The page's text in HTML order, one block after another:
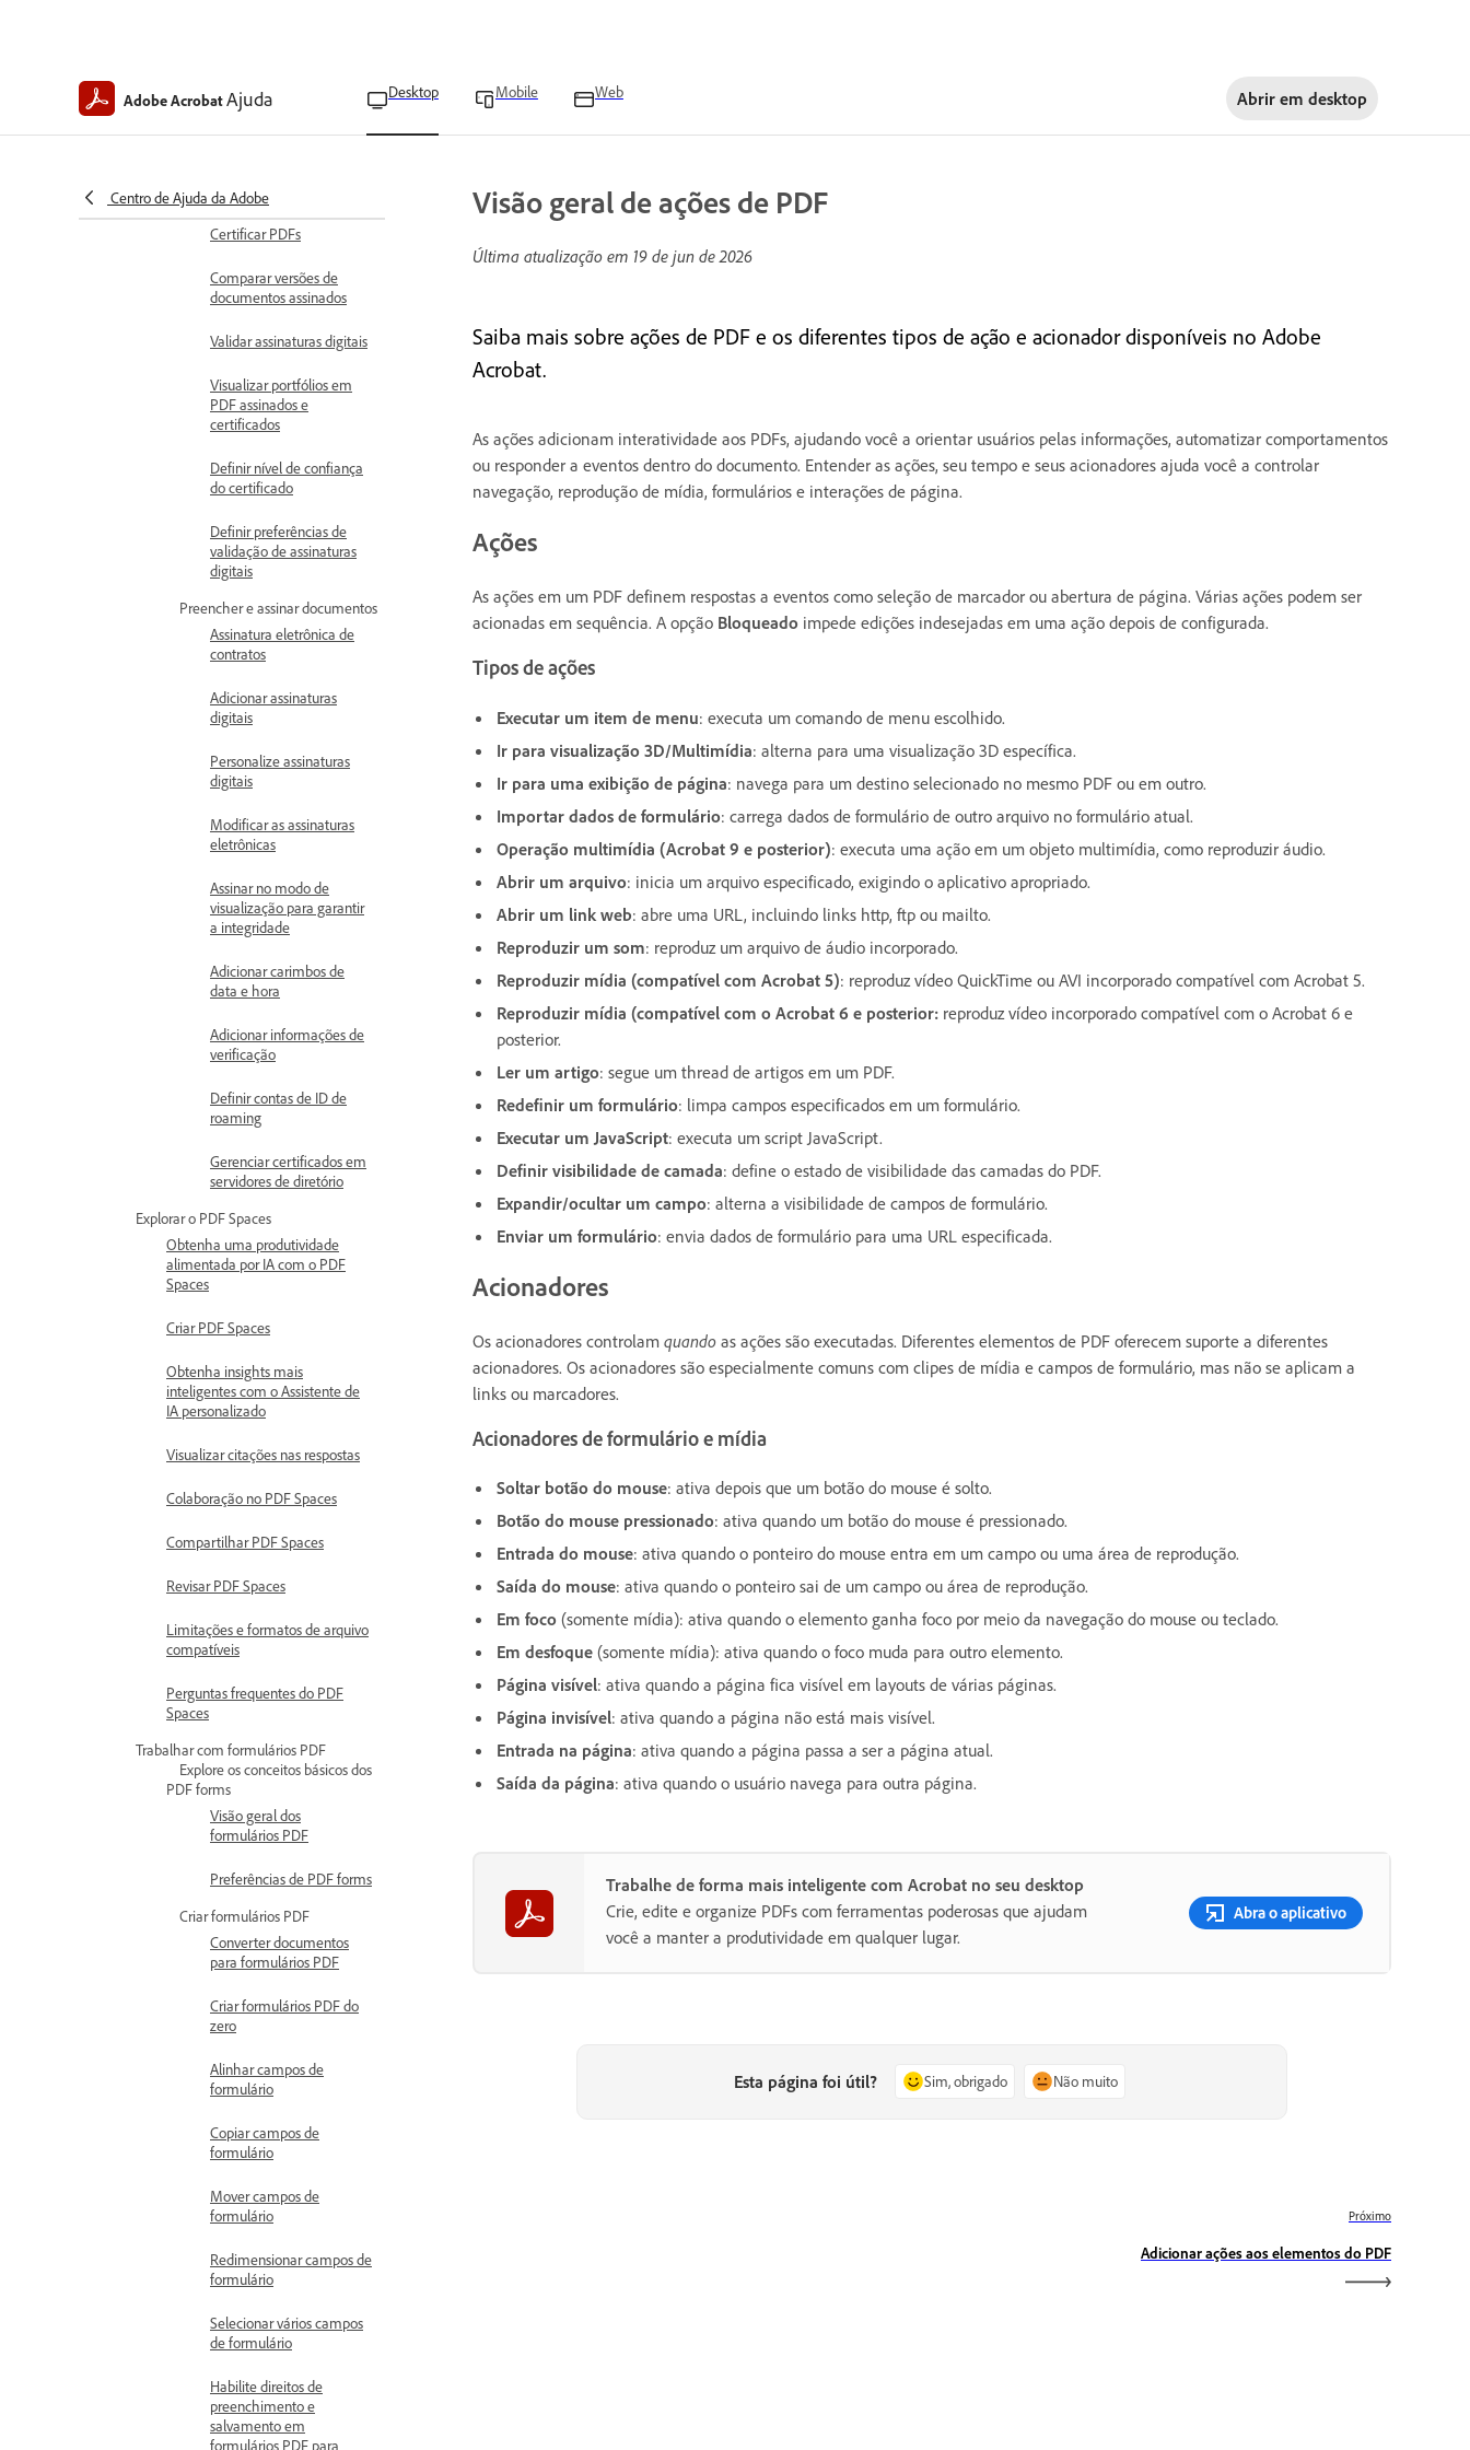
Adobe AcrobatAjuda Desktop Mobile Web Abrir em desktop
Centro de Ajuda da Adobe
Gerenciar contratos
Gerenciar assinaturas digitais
Certificar PDFs
Comparar versões de
documentos assinados
Validar assinaturas digitais
Visualizar portfólios em
PDF assinados e
certificados
Definir nível de confiança
do certificado
Definir preferências de
validação de assinaturas
digitais
Preencher e assinar documentos
Assinatura eletrônica de
contratos
Adicionar assinaturas
digitais
Personalize assinaturas
digitais
Modificar as assinaturas
eletrônicas
Assinar no modo de
visualização para garantir
a integridade
Adicionar carimbos de
data e hora
Adicionar informações de
verificação
Definir contas de ID de
roaming
Gerenciar certificados em
servidores de diretório
Explorar o PDF Spaces
Obtenha uma produtividade
alimentada por IA com o PDF
Spaces
Criar PDF Spaces
Obtenha insights mais
inteligentes com o Assistente de
IA personalizado
Visualizar citações nas respostas
Colaboração no PDF Spaces
Compartilhar PDF Spaces
Revisar PDF Spaces
Limitações e formatos de arquivo
compatíveis
Perguntas frequentes do PDF
Spaces
Trabalhar com formulários PDF
Explore os conceitos básicos dos
PDF forms
Visão geral dos
formulários PDF
Preferências de PDF forms
Criar formulários PDF
Converter documentos
para formulários PDF
Criar formulários PDF do
zero
Alinhar campos de
formulário
Copiar campos de
formulário
Mover campos de
formulário
Redimensionar campos de
formulário
Selecionar vários campos
de formulário
Habilite direitos de
preenchimento e
salvamento em
formulários PDF para
Visão geral de ações de PDF
Última atualização em 19 de jun de 2026
Saiba mais sobre ações de PDF e os diferentes tipos de ação e acionador disponíveis no Adobe
Acrobat.
As ações adicionam interatividade aos PDFs, ajudando você a orientar usuários pelas informações, automatizar comportamentos
ou responder a eventos dentro do documento. Entender as ações, seu tempo e seus acionadores ajuda você a controlar
navegação, reprodução de mídia, formulários e interações de página.
Ações
As ações em um PDF definem respostas a eventos como seleção de marcador ou abertura de página. Várias ações podem ser
acionadas em sequência. A opção Bloqueado impede edições indesejadas em uma ação depois de configurada.
Tipos de ações
Executar um item de menu: executa um comando de menu escolhido.
Ir para visualização 3D/Multimídia: alterna para uma visualização 3D específica.
Ir para uma exibição de página: navega para um destino selecionado no mesmo PDF ou em outro.
Importar dados de formulário: carrega dados de formulário de outro arquivo no formulário atual.
Operação multimídia (Acrobat 9 e posterior): executa uma ação em um objeto multimídia, como reproduzir áudio.
Abrir um arquivo: inicia um arquivo especificado, exigindo o aplicativo apropriado.
Abrir um link web: abre uma URL, incluindo links http, ftp ou mailto.
Reproduzir um som: reproduz um arquivo de áudio incorporado.
Reproduzir mídia (compatível com Acrobat 5): reproduz vídeo QuickTime ou AVI incorporado compatível com Acrobat 5.
Reproduzir mídia (compatível com o Acrobat 6 e posterior: reproduz vídeo incorporado compatível com o Acrobat 6 e
posterior.
Ler um artigo: segue um thread de artigos em um PDF.
Redefinir um formulário: limpa campos especificados em um formulário.
Executar um JavaScript: executa um script JavaScript.
Definir visibilidade de camada: define o estado de visibilidade das camadas do PDF.
Expandir/ocultar um campo: alterna a visibilidade de campos de formulário.
Enviar um formulário: envia dados de formulário para uma URL especificada.
Acionadores
Os acionadores controlam quando as ações são executadas. Diferentes elementos de PDF oferecem suporte a diferentes
acionadores. Os acionadores são especialmente comuns com clipes de mídia e campos de formulário, mas não se aplicam a
links ou marcadores.
Acionadores de formulário e mídia
Soltar botão do mouse: ativa depois que um botão do mouse é solto.
Botão do mouse pressionado: ativa quando um botão do mouse é pressionado.
Entrada do mouse: ativa quando o ponteiro do mouse entra em um campo ou uma área de reprodução.
Saída do mouse: ativa quando o ponteiro sai de um campo ou área de reprodução.
Em foco (somente mídia): ativa quando o elemento ganha foco por meio da navegação do mouse ou teclado.
Em desfoque (somente mídia): ativa quando o foco muda para outro elemento.
Página visível: ativa quando a página fica visível em layouts de várias páginas.
Página invisível: ativa quando a página não está mais visível.
Entrada na página: ativa quando a página passa a ser a página atual.
Saída da página: ativa quando o usuário navega para outra página.
Trabalhe de forma mais inteligente com Acrobat no seu desktop
Crie, edite e organize PDFs com ferramentas poderosas que ajudam
você a manter a produtividade em qualquer lugar.
Abra o aplicativo
Esta página foi útil? Sim, obrigado Não muito
Próximo
Adicionar ações aos elementos do PDF